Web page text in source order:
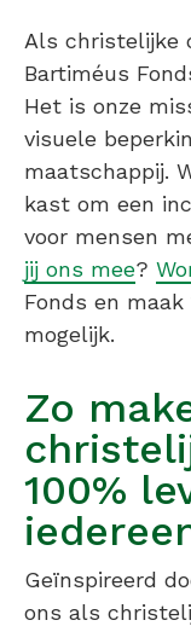
Als christelijke
Bartiméus
Het is onze
visuele
maatschappij.
kast om een
voor mensen
jij ons mee?
Fonds en maak
mogelijk.
Zo
100%
Geïnspireerd
ons als